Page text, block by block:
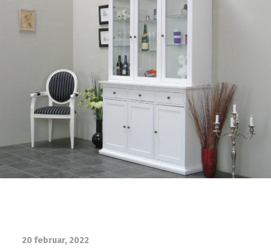
20 februar, 2022